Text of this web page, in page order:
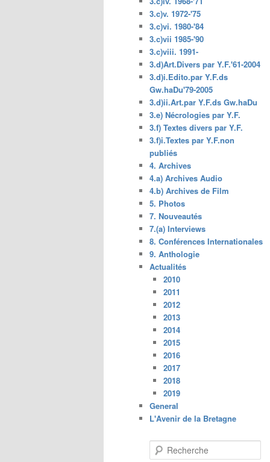
3.c)v. 1972-'75
3.c)vi. 1980-'84
3.c)vii 1985-'90
3.c)viii. 1991-
3.d)Art.Divers par Y.F.'61-2004
3.d)i.Edito.par Y.F.ds
Gw.haDu'79-2005
3.d)ii.Art.par Y.F.ds Gw.haDu
3.e) Nécrologies par Y.F.
3.f) Textes divers par Y.F.
3.f)i.Textes par Y.F.non
publiés
4. Archives
4.a) Archives Audio
4.b) Archives de Film
5. Photos
7. Nouveautés
7.(a) Interviews
8. Conférences Internationales
9. Anthologie
Actualités
2010
2011
2012
2013
2014
2015
2016
2017
2018
2019
General
L'Avenir de la Bretagne
e